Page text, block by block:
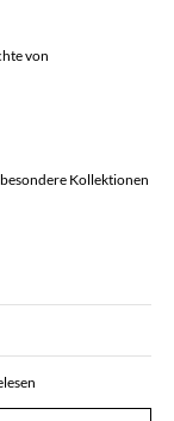
von
Kollektionen